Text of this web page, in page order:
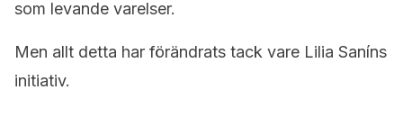
som levande varelser.
Men allt detta har förändrats tack vare Lilia Saníns
initiativ.